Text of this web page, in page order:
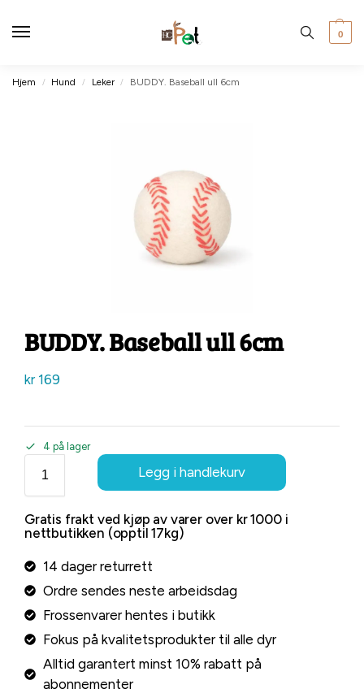
0
Hjem / Hund / Leker / BUDDY. Baseball ull 6cm
BUDDY. Baseball ull 6cm
kr169
4 på lager
Legg i handlekurv
Gratis frakt ved kjøp av varer over kr 1000 i
nettbutikken (opptil 17kg)
14 dager returrett
Ordre sendes neste arbeidsdag
Frossenvarer hentes i butikk
Fokus på kvalitetsprodukter til alle dyr
Alltid garantert minst 10% rabatt på
abonnementer